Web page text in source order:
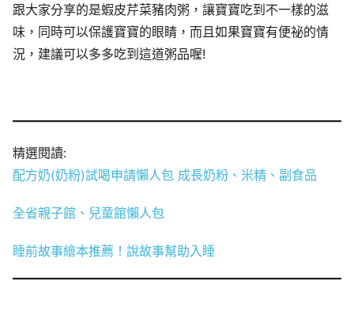
跟大家分享的是蝦皮芹菜豬肉粥，讓寶寶吃到不一樣的滋
味，同時可以保護寶寶的眼睛，而且如果寶寶有便祕的情
況，建議可以多多吃到這道粥品喔!
精選閱讀:
配方奶(奶粉)試喝申請懶人包 成長奶粉、米精、副食品
全省親子館、兒童館懶人包
睡前故事繪本推薦！說故事幫助入睡